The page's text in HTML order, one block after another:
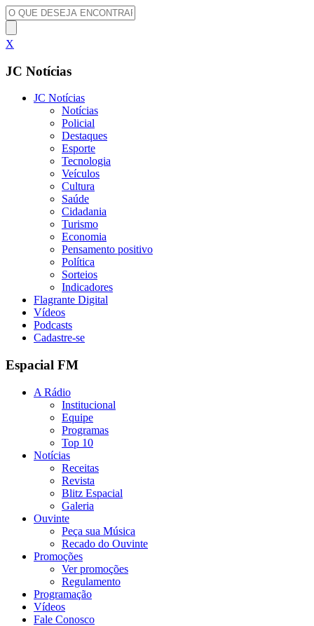
X
JC Notícias
JC Notícias
Notícias
Policial
Destaques
Esporte
Tecnologia
Veículos
Cultura
Saúde
Cidadania
Turismo
Economia
Pensamento positivo
Política
Sorteios
Indicadores
Flagrante Digital
Vídeos
Podcasts
Cadastre-se
Espacial FM
A Rádio
Institucional
Equipe
Programas
Top 10
Notícias
Receitas
Revista
Blitz Espacial
Galeria
Ouvinte
Peça sua Música
Recado do Ouvinte
Promoções
Ver promoções
Regulamento
Programação
Vídeos
Fale Conosco